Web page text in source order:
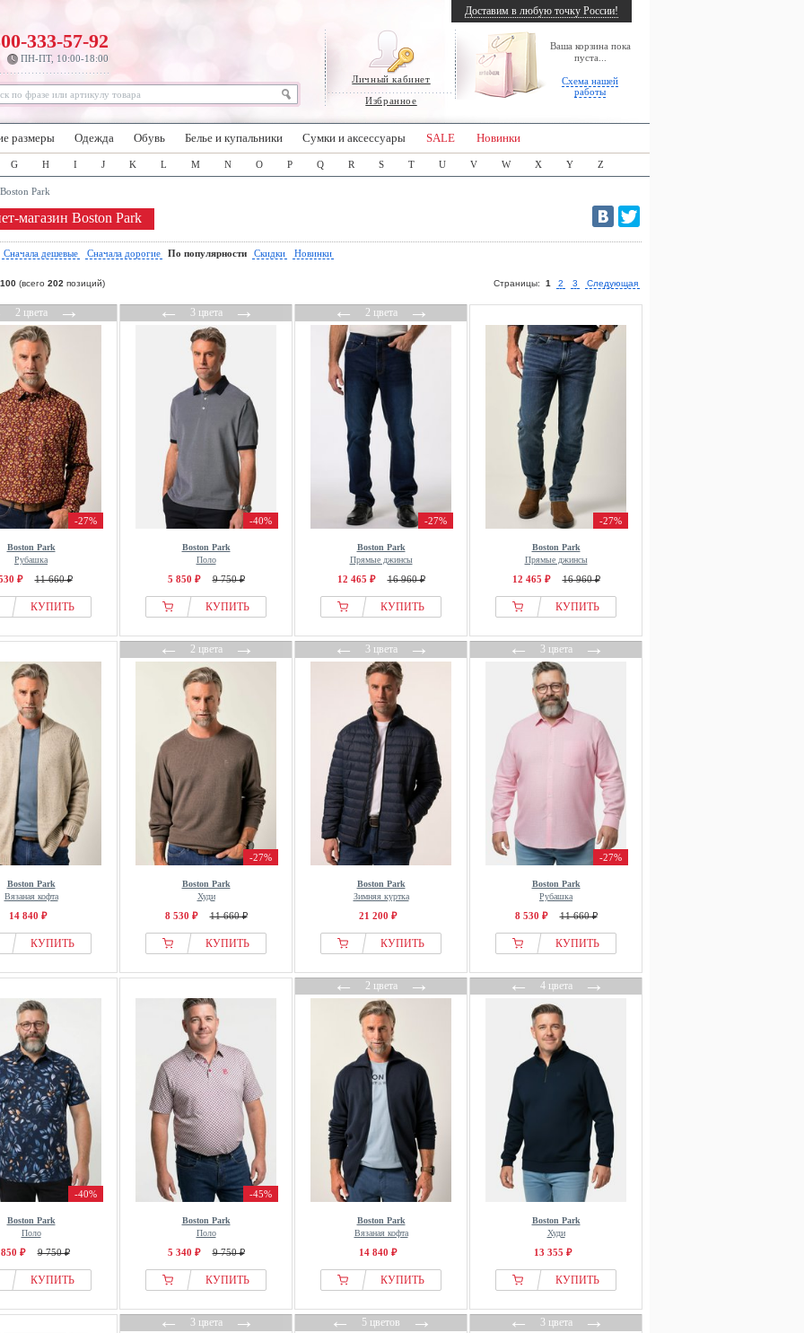
Личный кабинет
Избранное
Ваша корзина пока
пуста...
Схема нашей
работы
333-57-92
ПН-ПТ, 10:00-18:00
Доставим в любую точку России!
размеры Одежда Обувь Белье и купальники Сумки и аксессуары SALE Новинки
G H I J K L M N O P Q R S T U V W X Y Z
Boston Park
магазин Boston Park
Сначала дешевые Сначала дорогие По популярности Скидки Новинки
100 (всего 202 позиций) Страницы: 1 2 3 Следующая
2 цвета→
-27%
Boston Park
Рубашка
₽ 11 660 ₽
КУПИТЬ
←3 цвета→
-40%
Boston Park
Поло
5 850 ₽ 9 750 ₽
КУПИТЬ
←2 цвета→
-27%
Boston Park
Прямые джинсы
12 465 ₽ 16 960 ₽
КУПИТЬ
-27%
Boston Park
Прямые джинсы
12 465 ₽ 16 960 ₽
КУПИТЬ
Boston Park
Вязаная кофта
14 840 ₽
КУПИТЬ
←2 цвета→
-27%
Boston Park
Худи
8 530 ₽ 11 660 ₽
КУПИТЬ
←3 цвета→
Boston Park
Зимняя куртка
21 200 ₽
КУПИТЬ
←3 цвета→
-27%
Boston Park
Рубашка
8 530 ₽ 11 660 ₽
КУПИТЬ
-40%
Boston Park
Поло
₽ 9 750 ₽
КУПИТЬ
-45%
Boston Park
Поло
5 340 ₽ 9 750 ₽
КУПИТЬ
←2 цвета→
Boston Park
Вязаная кофта
14 840 ₽
КУПИТЬ
←4 цвета→
Boston Park
Худи
13 355 ₽
КУПИТЬ
←3 цвета→ ←5 цветов→ ←3 цвета→